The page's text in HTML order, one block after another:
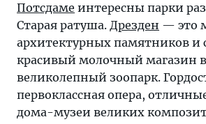
Потсдаме интересны парки
Старая ратуша. Дрезден — это
архитектурных памятников и
красивый молочный магазин
великолепный зоопарк.
первоклассная опера,
дома-музеи великих